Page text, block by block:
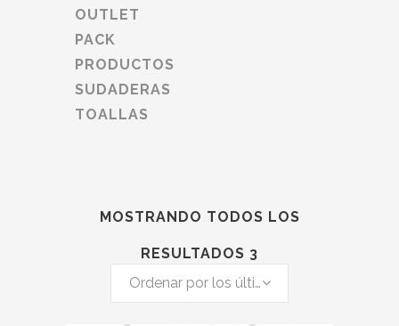
OUTLET
PACK
PRODUCTOS
SUDADERAS
TOALLAS
MOSTRANDO TODOS LOS
RESULTADOS 3
Ordenar por los últimos